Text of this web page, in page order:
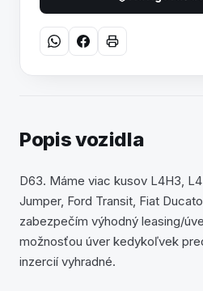
Popis vozidla
D63. Máme viac kusov L4H3,
Jumper, Ford Transit, Fiat
zabezpečím výhodný leasing/
možnosťou úver kedykoľvek
inzercií vyhradné.